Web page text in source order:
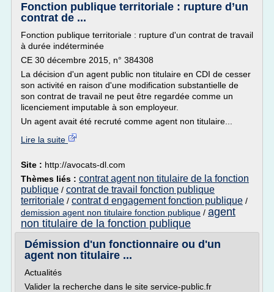
Fonction publique territoriale : rupture d’un
contrat de ...
Fonction publique territoriale : rupture d'un contrat de travail
à durée indéterminée
CE 30 décembre 2015, n° 384308
La décision d'un agent public non titulaire en CDI de cesser
son activité en raison d'une modification substantielle de
son contrat de travail ne peut être regardée comme un
licenciement imputable à son employeur.
Un agent avait été recruté comme agent non titulaire...
Lire la suite
Site : http://avocats-dl.com
Thèmes liés : contrat agent non titulaire de la fonction
publique / contrat de travail fonction publique
territoriale / contrat d engagement fonction publique /
demission agent non titulaire fonction publique / agent
non titulaire de la fonction publique
Démission d'un fonctionnaire ou d'un
agent non titulaire ...
Actualités
Valider la recherche dans le site service-public.fr